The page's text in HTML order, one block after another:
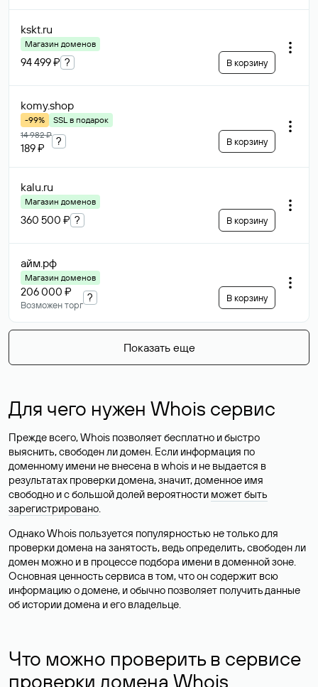
kskt.ru
Магазин доменов
94 499 ₽ ? В корзину
komy.shop
-99%
SSL в подарок
14 982 ₽
189 ₽
? В корзину
kalu.ru
Магазин доменов
360 500 ₽ ? В корзину
айм.рф
Магазин доменов
206 000 ₽
Возможен торг
? В корзину
Показать еще
Для чего нужен Whois сервис
Прежде всего, Whois позволяет бесплатно и быстро
выяснить, свободен ли домен. Если информация по
доменному имени не внесена в whois и не выдается в
результатах проверки домена, значит, доменное имя
свободно и с большой долей вероятности может быть
зарегистрировано.
Однако Whois пользуется популярностью не только для
проверки домена на занятость, ведь определить, свободен ли
домен можно и в процессе подбора имени в доменной зоне.
Основная ценность сервиса в том, что он содержит всю
информацию о домене, и обычно позволяет получить данные
об истории домена и его владельце.
Что можно проверить в сервисе
проверки домена Whois